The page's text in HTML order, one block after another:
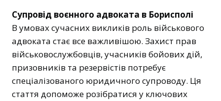
Супровід воєнного адвоката в Борисполі
В умовах сучасних викликів роль військового
адвоката стає все важливішою. Захист прав
військовослужбовців, учасників бойових дій,
призовників та резервістів потребує
спеціалізованого юридичного супроводу. Ця
стаття допоможе розібратися у ключових